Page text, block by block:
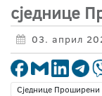
сједнице
03. април
Сједнице Проширени